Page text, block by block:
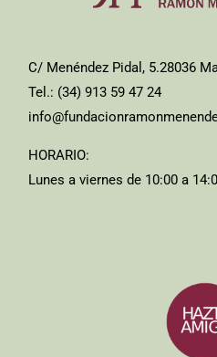
C/ Menéndez Pidal, 5.28036
Tel.: (34) 913 59 47 24
HORARIO:
Lunes a viernes de 10:00 a